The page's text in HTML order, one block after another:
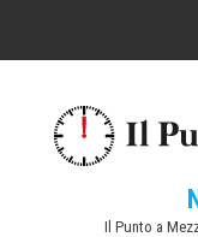
Il Punto a